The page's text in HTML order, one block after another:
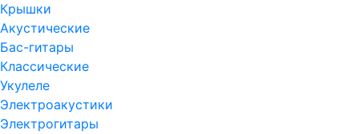
Крышки
Акустические
Бас-гитары
Классические
Укулеле
Электроакустики
Электрогитары